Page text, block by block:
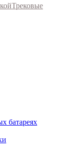
Трековые
батареях